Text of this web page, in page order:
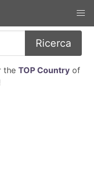
Ricerca
the TOP Countryof